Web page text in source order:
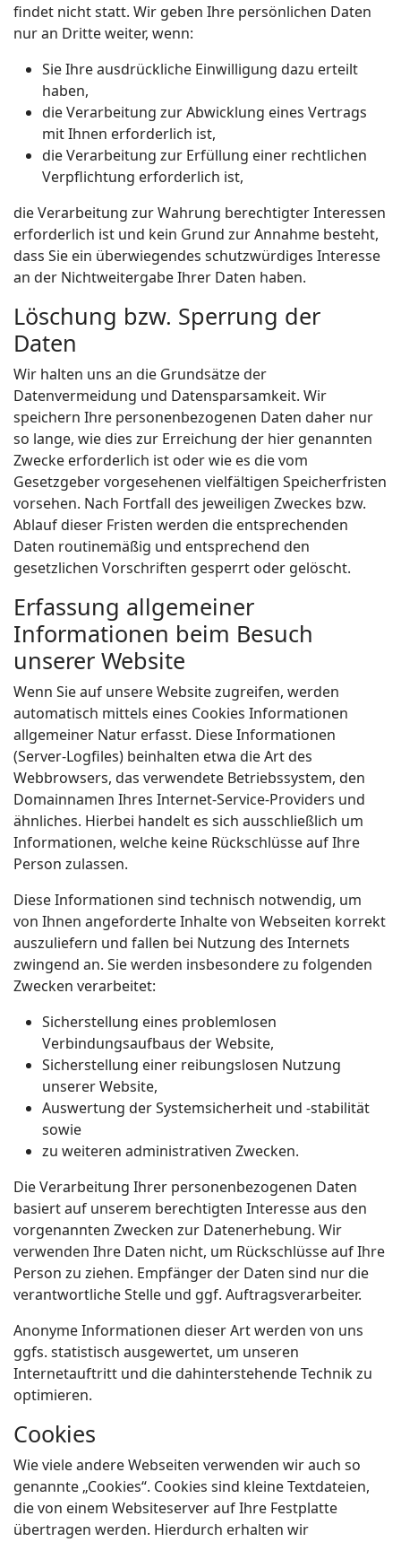
findet nicht statt. Wir geben Ihre persönlichen Daten
nur an Dritte weiter, wenn:
Sie Ihre ausdrückliche Einwilligung dazu erteilt
haben,
die Verarbeitung zur Abwicklung eines Vertrags
mit Ihnen erforderlich ist,
die Verarbeitung zur Erfüllung einer rechtlichen
Verpflichtung erforderlich ist,
die Verarbeitung zur Wahrung berechtigter Interessen
erforderlich ist und kein Grund zur Annahme besteht,
dass Sie ein überwiegendes schutzwürdiges Interesse
an der Nichtweitergabe Ihrer Daten haben.
Löschung bzw. Sperrung der
Daten
Wir halten uns an die Grundsätze der
Datenvermeidung und Datensparsamkeit. Wir
speichern Ihre personenbezogenen Daten daher nur
so lange, wie dies zur Erreichung der hier genannten
Zwecke erforderlich ist oder wie es die vom
Gesetzgeber vorgesehenen vielfältigen Speicherfristen
vorsehen. Nach Fortfall des jeweiligen Zweckes bzw.
Ablauf dieser Fristen werden die entsprechenden
Daten routinemäßig und entsprechend den
gesetzlichen Vorschriften gesperrt oder gelöscht.
Erfassung allgemeiner
Informationen beim Besuch
unserer Website
Wenn Sie auf unsere Website zugreifen, werden
automatisch mittels eines Cookies Informationen
allgemeiner Natur erfasst. Diese Informationen
(Server-Logfiles) beinhalten etwa die Art des
Webbrowsers, das verwendete Betriebssystem, den
Domainnamen Ihres Internet-Service-Providers und
ähnliches. Hierbei handelt es sich ausschließlich um
Informationen, welche keine Rückschlüsse auf Ihre
Person zulassen.
Diese Informationen sind technisch notwendig, um
von Ihnen angeforderte Inhalte von Webseiten korrekt
auszuliefern und fallen bei Nutzung des Internets
zwingend an. Sie werden insbesondere zu folgenden
Zwecken verarbeitet:
Sicherstellung eines problemlosen
Verbindungsaufbaus der Website,
Sicherstellung einer reibungslosen Nutzung
unserer Website,
Auswertung der Systemsicherheit und -stabilität
sowie
zu weiteren administrativen Zwecken.
Die Verarbeitung Ihrer personenbezogenen Daten
basiert auf unserem berechtigten Interesse aus den
vorgenannten Zwecken zur Datenerhebung. Wir
verwenden Ihre Daten nicht, um Rückschlüsse auf Ihre
Person zu ziehen. Empfänger der Daten sind nur die
verantwortliche Stelle und ggf. Auftragsverarbeiter.
Anonyme Informationen dieser Art werden von uns
ggfs. statistisch ausgewertet, um unseren
Internetauftritt und die dahinterstehende Technik zu
optimieren.
Cookies
Wie viele andere Webseiten verwenden wir auch so
genannte „Cookies“. Cookies sind kleine Textdateien,
die von einem Websiteserver auf Ihre Festplatte
übertragen werden. Hierdurch erhalten wir